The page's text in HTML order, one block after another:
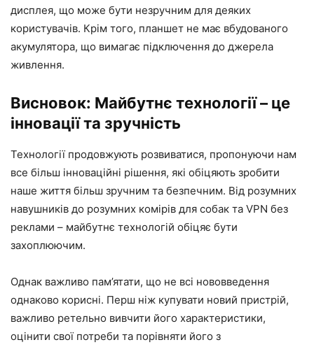
дисплея, що може бути незручним для деяких
користувачів. Крім того, планшет не має вбудованого
акумулятора, що вимагає підключення до джерела
живлення.
Висновок: Майбутнє технології – це
інновації та зручність
Технології продовжують розвиватися, пропонуючи нам
все більш інноваційні рішення, які обіцяють зробити
наше життя більш зручним та безпечним. Від розумних
навушників до розумних комірів для собак та VPN без
реклами – майбутнє технологій обіцяє бути
захоплюючим.
Однак важливо пам’ятати, що не всі нововведення
однаково корисні. Перш ніж купувати новий пристрій,
важливо ретельно вивчити його характеристики,
оцінити свої потреби та порівняти його з